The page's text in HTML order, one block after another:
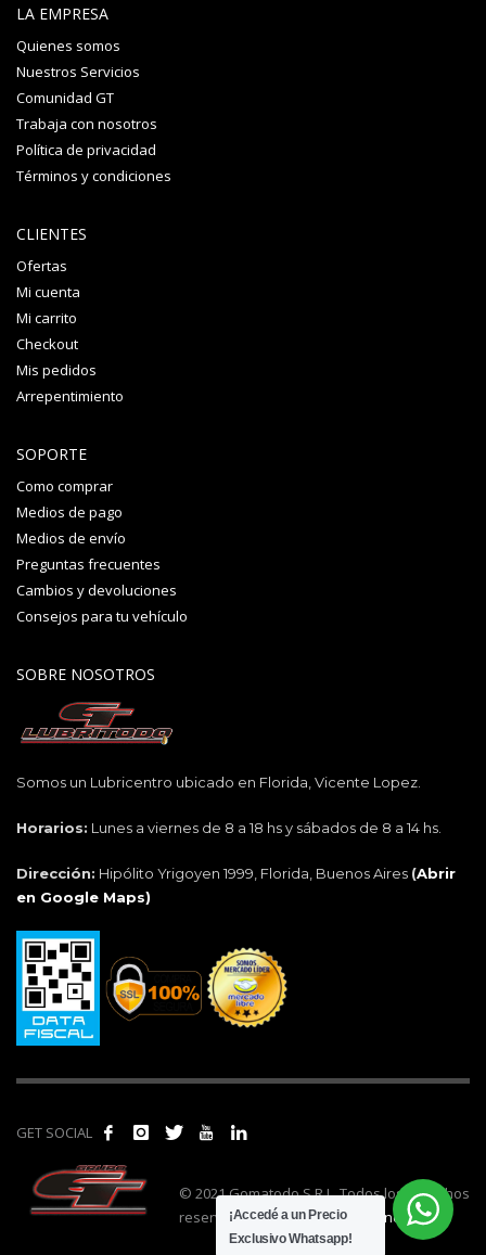
LA EMPRESA
Quienes somos
Nuestros Servicios
Comunidad GT
Trabaja con nosotros
Política de privacidad
Términos y condiciones
CLIENTES
Ofertas
Mi cuenta
Mi carrito
Checkout
Mis pedidos
Arrepentimiento
SOPORTE
Como comprar
Medios de pago
Medios de envío
Preguntas frecuentes
Cambios y devoluciones
Consejos para tu vehículo
SOBRE NOSOTROS
Somos un Lubricentro ubicado en Florida, Vicente Lopez.
Horarios: Lunes a viernes de 8 a 18 hs y sábados de 8 a 14 hs.
Dirección: Hipólito Yrigoyen 1999, Florida, Buenos Aires (Abrir
en Google Maps)
GET SOCIAL
© 2021 Gomatodo S.R.L. Todos los derechos
reservados. | Realizado por
cónclave.
¡Accedé a un Precio
Exclusivo Whatsapp!